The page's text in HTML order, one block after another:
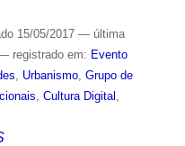
15/05/2017 — última
registrado em: Evento
Urbanismo, Grupo de
Cultura Digital